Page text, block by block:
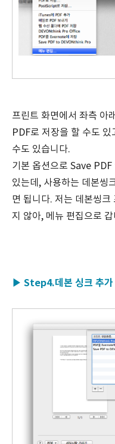
프린트 화면에서 좌측 아
PDF로 저장을 할 수도
수도 있습니다.
기본 옵션으로 Save
있는데, 사용하는 데본씽
면 됩니다. 저는 데본씽크
지 않아, 메뉴 편집으로 갑
▶ Step4.데본 싱크 추가